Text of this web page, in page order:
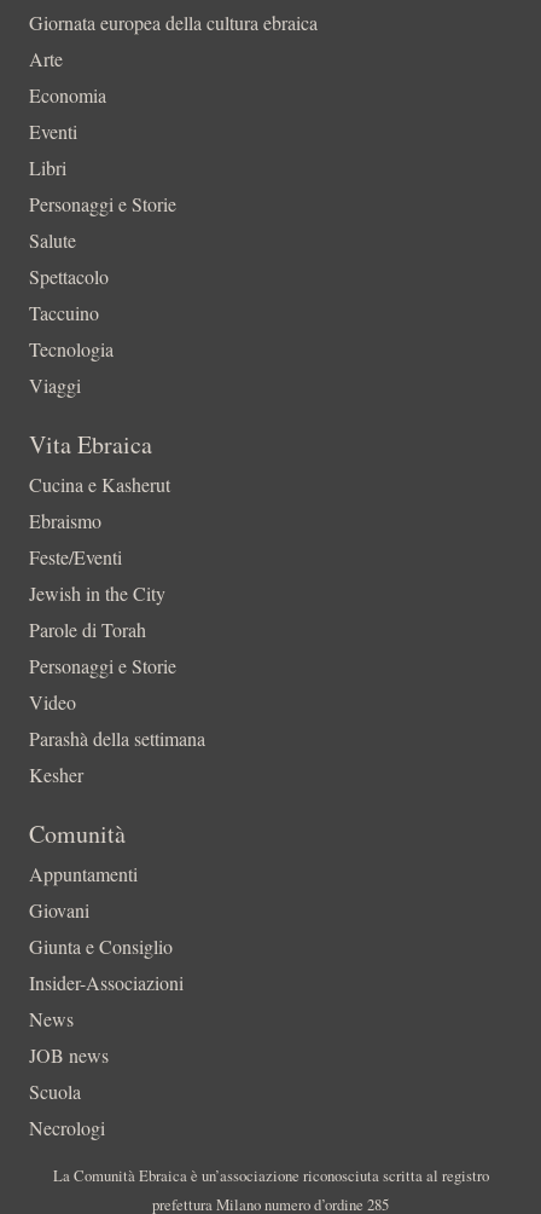
Giornata europea della cultura ebraica
Arte
Economia
Eventi
Libri
Personaggi e Storie
Salute
Spettacolo
Taccuino
Tecnologia
Viaggi
Vita Ebraica
Cucina e Kasherut
Ebraismo
Feste/Eventi
Jewish in the City
Parole di Torah
Personaggi e Storie
Video
Parashà della settimana
Kesher
Comunità
Appuntamenti
Giovani
Giunta e Consiglio
Insider-Associazioni
News
JOB news
Scuola
Necrologi
La Comunità Ebraica è un’associazione riconosciuta scritta al registro
prefettura Milano numero d’ordine 285